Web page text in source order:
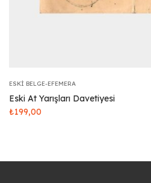
ESKI BELGE-EFEMERA
Eski At Yarışları Davetiyesi
₺199,00